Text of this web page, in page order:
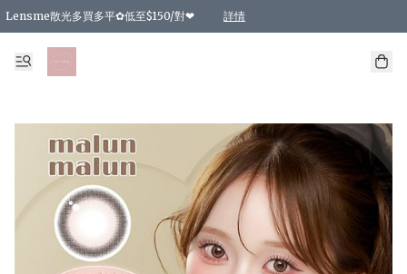
Lensme散光多買多平✿低至$150/對❤ 詳情
台灣Karacon⁩✧日拋 特價清貨❁⃘
日本韓國多款日/月拋現貨☼ 特價❤︎數量有限 售完即止
🇰🇷韓國多款月拋現貨 特價兩對$99✿數量有限 售完即止♫
精選商品，任選買2件或以上9 折；買4件或以上85 折；買6件或以上8 折
精選商品，任選買2件HKD 140.00；買4件HKD 260.00
精選商品，任選買2件HKD 190.00；買4件HKD 360.00
精選商品，任選買2件HKD 110.00；買4件HKD 180.00
精選商品，任選買2件HKD 170.00；買4件HKD 320.00
精選商品，任選買2件或以上減HKD 148.00
精選商品，任選買2件或以上減HKD 148.00
精選商品，任選買2件或以上95 折；買4件或以上9 折；買6件或以上85 折；買8件
精選商品，任選買12件或以上87 折
精選商品，任選買2件或以上減HKD 16.00；買4件或以上減HKD 32.00；買6
精選商品，任選買2件或以上95 折；買4件或以上9 折；買8件或以上85 折；買12
購物滿 HKD 800.00即享免運費優惠！（適用於 特定的送貨方式 )